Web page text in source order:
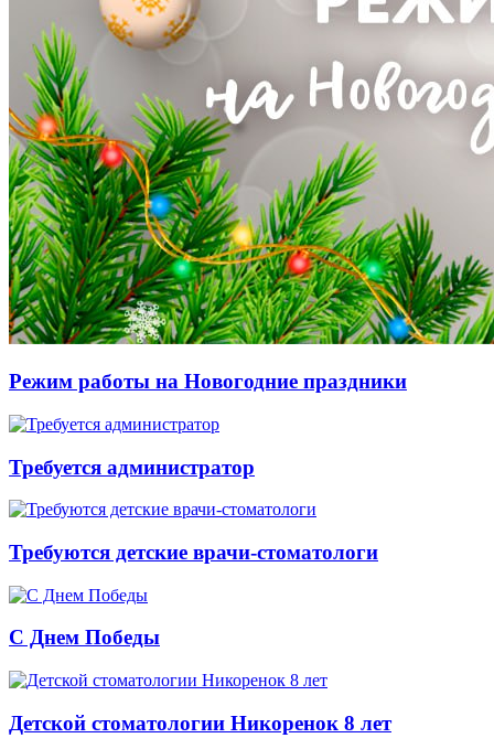
Режим работы на Новогодние праздники
Требуется администратор
Требуются детские врачи-стоматологи
С Днем Победы
Детской стоматологии Никоренок 8 лет